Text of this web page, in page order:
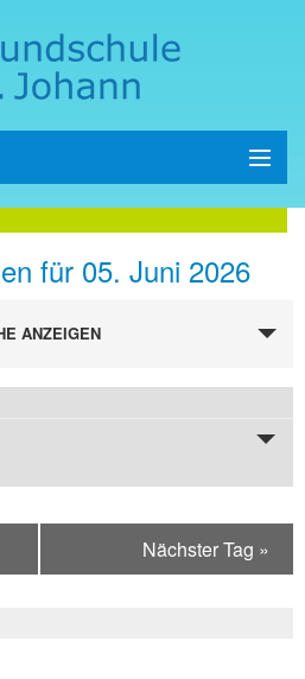
für 05. Juni 2026
ANZEIGEN
Nächster Tag »